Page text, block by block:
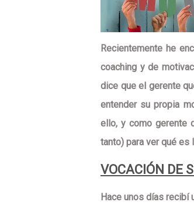
Recientemente he
coaching y de
dice que el gerente
entender su propia
ello, y como gerente
tanto) para ver qué es
VOCACIÓN DE
Hace unos días recibí